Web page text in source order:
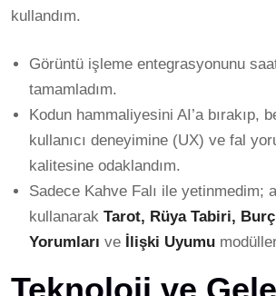
kullandım.
Görüntü işleme entegrasyonunu
tamamladım.
Kodun hammaliyesini AI’a bırakıp,
kullanıcı deneyimine (UX) ve fal
kalitesine odaklandım.
Sadece Kahve Falı ile yetinmedim;
kullanarak Tarot, Rüya Tabiri, Burç
Yorumları ve İlişki Uyumu